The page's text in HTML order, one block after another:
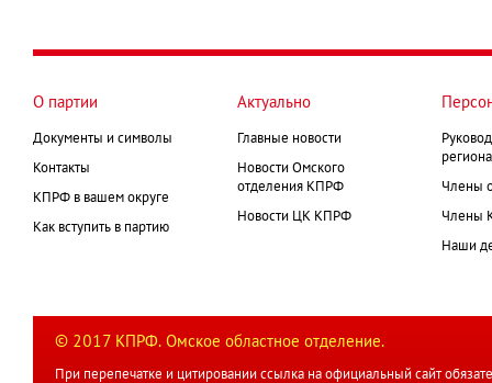
О партии
Документы и символы
Контакты
КПРФ в вашем округе
Как вступить в партию
Актуально
Главные новости
Новости Омского
отделения КПРФ
Новости ЦК КПРФ
Члены
Члены
Наши
© 2017 КПРФ. Омское областное отделение.
При перепечатке и цитировании ссылка на официальный сайт